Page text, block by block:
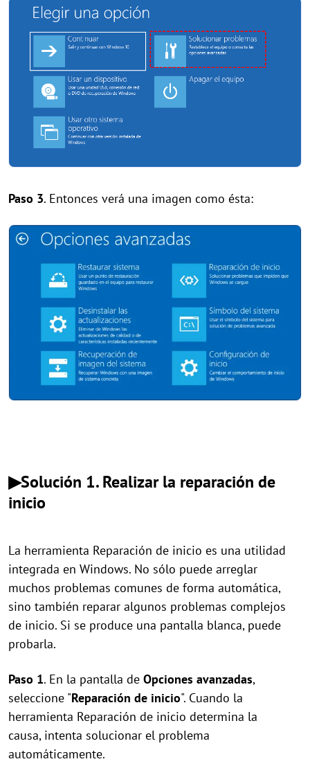
Paso 3. Entonces verá una imagen como ésta:
▶Solución 1. Realizar la reparación de
inicio
La herramienta Reparación de inicio es una utilidad
integrada en Windows. No sólo puede arreglar
muchos problemas comunes de forma automática,
sino también reparar algunos problemas complejos
de inicio. Si se produce una pantalla blanca, puede
probarla.
Paso 1. En la pantalla de Opciones avanzadas,
seleccione "Reparación de inicio". Cuando la
herramienta Reparación de inicio determina la
causa, intenta solucionar el problema
automáticamente.